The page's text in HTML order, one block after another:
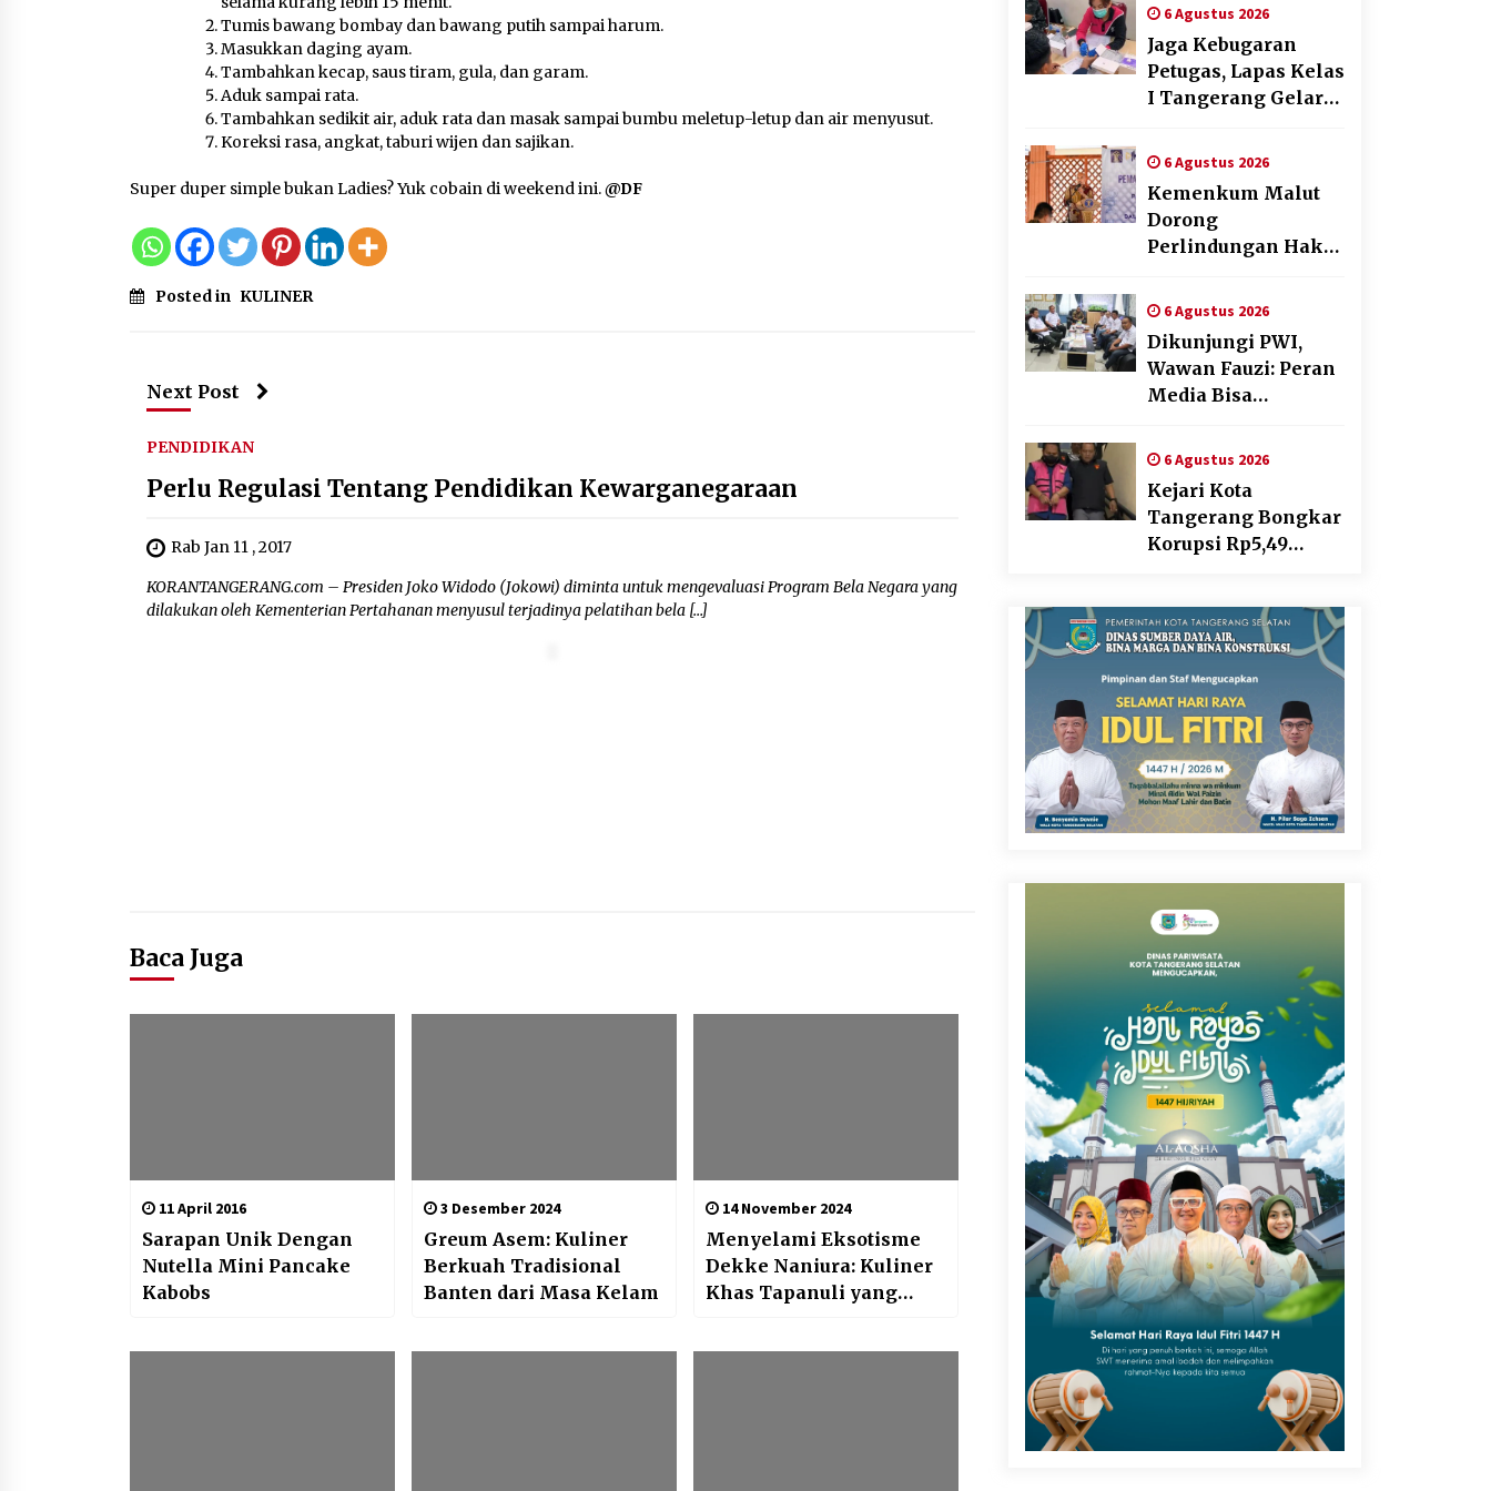
Tumis bawang bombay dan bawang putih sampai harum.
Masukkan daging ayam.
Tambahkan kecap, saus tiram, gula, dan garam.
Aduk sampai rata.
Tambahkan sedikit air, aduk rata dan masak sampai bumbu meletup-letup dan air menyusut.
Koreksi rasa, angkat, taburi wijen dan sajikan.
Super duper simple bukan Ladies? Yuk cobain di weekend ini.@DF
Posted in KULINER
Next Post
PENDIDIKAN
Perlu Regulasi Tentang Pendidikan Kewarganegaraan
Rab Jan 11 , 2017
KORANTANGERANG.com – Presiden Joko Widodo (Jokowi) diminta untuk mengevaluasi Program Bela Negara yang
dilakukan oleh Kementerian Pertahanan menyusul terjadinya pelatihan bela […]
Baca Juga
11 April 2016
Sarapan Unik Dengan
Nutella Mini Pancake
Kabobs
3 Desember 2024
Greum Asem: Kuliner
Berkuah Tradisional
Banten dari Masa Kelam
14 November 2024
Menyelami Eksotisme
Dekke Naniura: Kuliner
Khas Tapanuli yang
Pembuatan Spanduk
Sebagai Upaya
Memperkuat
Pemasaran UMKM
6 Agustus 2026
Jaga Kebugaran
Petugas, Lapas Kelas
I Tangerang Gelar
Gratis dan Skrining
TB Lanjutan
6 Agustus 2026
Kemenkum Malut
Dorong
Perlindungan Hak
Digital,
Sosialisasikan
Pencatatan Gratis
dan Penguatan
Royalti
6 Agustus 2026
Dikunjungi PWI,
Wawan Fauzi: Peran
Media Bisa
hingga Fatal
6 Agustus 2026
Kejari Kota
Tangerang Bongkar
Korupsi Rp5,49
VP Angkasa Pura
Kargo Ditahan